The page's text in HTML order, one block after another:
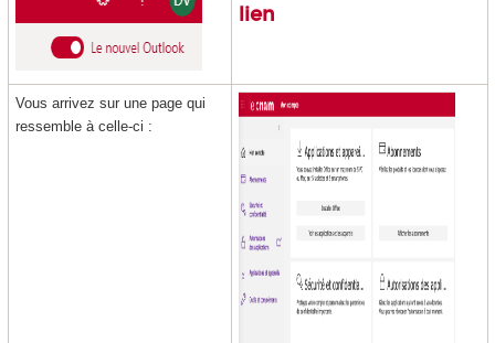
lien
Vous arrivez sur une page qui
ressemble à celle-ci :